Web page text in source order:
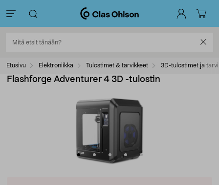
Etusivu Elektroniikka Tulostimet & tarvikkeet 3D-tulostimet ja
Flashforge Adventurer 4 3D -tulostin